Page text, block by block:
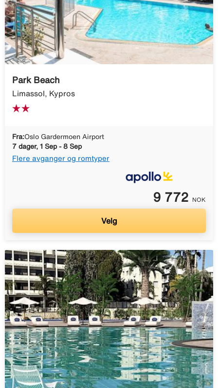
Park Beach
Limassol, Kypros
Fra:Oslo Gardermoen Airport
7 dager, 1 Sep - 8 Sep
Flere avganger og romtyper
9 772 NOK
Velg